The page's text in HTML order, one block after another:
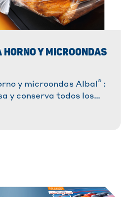
HORNO Y MICROONDAS
y microondas Albal ® :
y conserva todos los